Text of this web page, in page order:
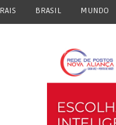
BRASIL MUNDO